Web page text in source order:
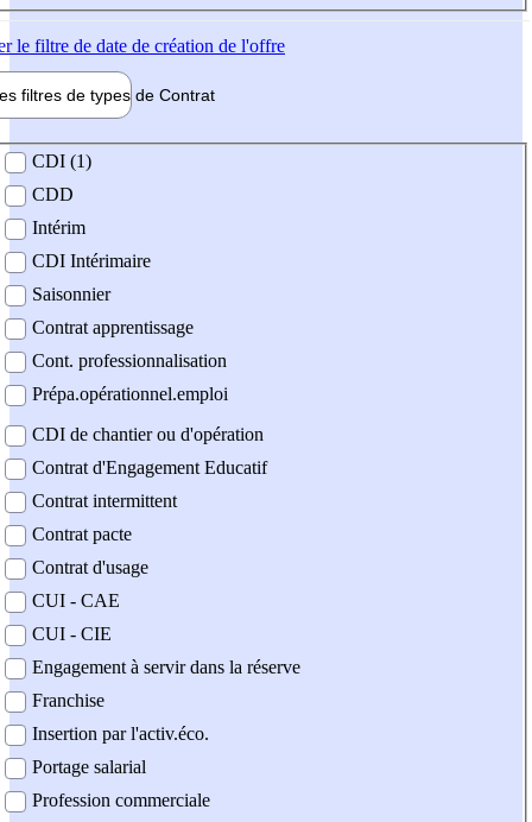
le filtre de date de création de l'offre
filtres de types de Contrat
contrat
CDI (1)
CDD
Intérim
CDI Intérimaire
Saisonnier
Contrat apprentissage
Cont. professionnalisation
Prépa.opérationnel.emploi
CDI de chantier ou d'opération
Contrat d'Engagement Educatif
Contrat intermittent
Contrat pacte
Contrat d'usage
CUI - CAE
CUI - CIE
Engagement à servir dans la réserve
Franchise
Insertion par l'activ.éco.
Portage salarial
Profession commerciale